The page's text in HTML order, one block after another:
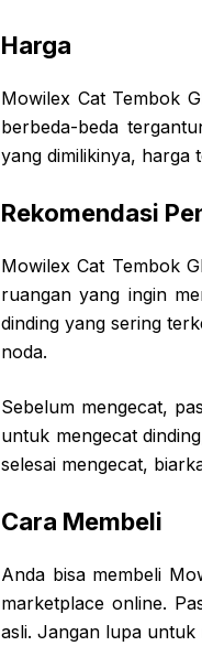
Harga
Mowilex Cat Tembok
berbeda-beda
yang dimilikinya, harga
Rekomendasi
Mowilex Cat Tembok
ruangan yang ingin
dinding yang sering
noda.
Sebelum mengecat,
untuk mengecat
selesai mengecat,
Cara Membeli
Anda bisa membeli
marketplace online.
asli. Jangan lupa untuk